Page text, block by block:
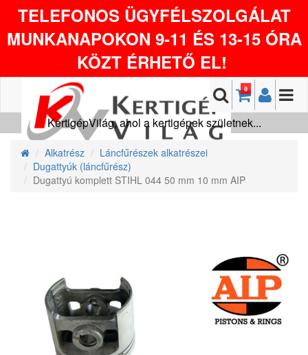
TELEFONOS ÜGYFÉLSZOLGÁLAT
MUNKANAPOKON 9-11 ÉS 13-15 ÓRA
KÖZT ÉRHETŐ EL!
0
KertigépVilág, ahol a kertigépek születnek...
Alkatrész
Láncfűrészek alkatrészei
Dugattyúk (láncfűrész)
Dugattyú komplett STIHL 044 50 mm 10 mm AIP